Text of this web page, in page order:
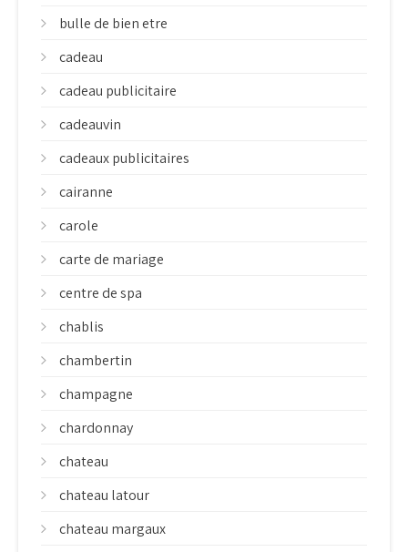
bulle de bien etre
cadeau
cadeau publicitaire
cadeauvin
cadeaux publicitaires
cairanne
carole
carte de mariage
centre de spa
chablis
chambertin
champagne
chardonnay
chateau
chateau latour
chateau margaux